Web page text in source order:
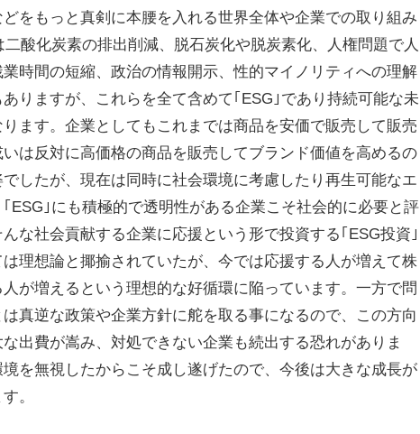
をもっと真剣に本腰を入れる世界全体や企業での取り組み
酸化炭素の排出削減、脱石炭化や脱炭素化、人権問題で人
時間の短縮、政治の情報開示、性的マイノリティへの理解
りますが、これらを全て含めて｢ESG｣であり持続可能な未
ます。企業としてもこれまでは商品を安価で販売して販売
は反対に高価格の商品を販売してブランド価値を高めるの
したが、現在は同時に社会環境に考慮したり再生可能なエ
ESG｣にも積極的で透明性がある企業こそ社会的に必要と評
な社会貢献する企業に応援という形で投資する｢ESG投資｣
理想論と揶揄されていたが、今では応援する人が増えて株
が増えるという理想的な好循環に陥っています。一方で問
真逆な政策や企業方針に舵を取る事になるので、この方向
出費が嵩み、対処できない企業も続出する恐れがありま
を無視したからこそ成し遂げたので、今後は大きな成長が
。